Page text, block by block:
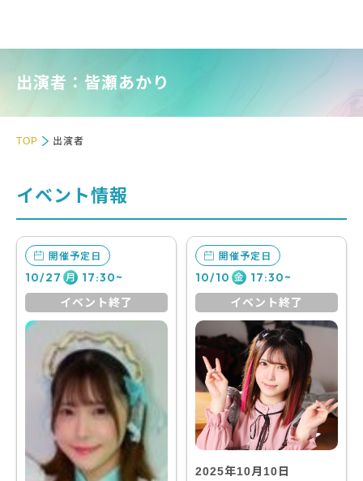
出演者：皆瀬あかり
TOP 出演者
イベント情報
開催予定日
10/27 月 17:30~
イベント終了
開催予定日
10/10 金 17:30~
イベント終了
2025年10月10日